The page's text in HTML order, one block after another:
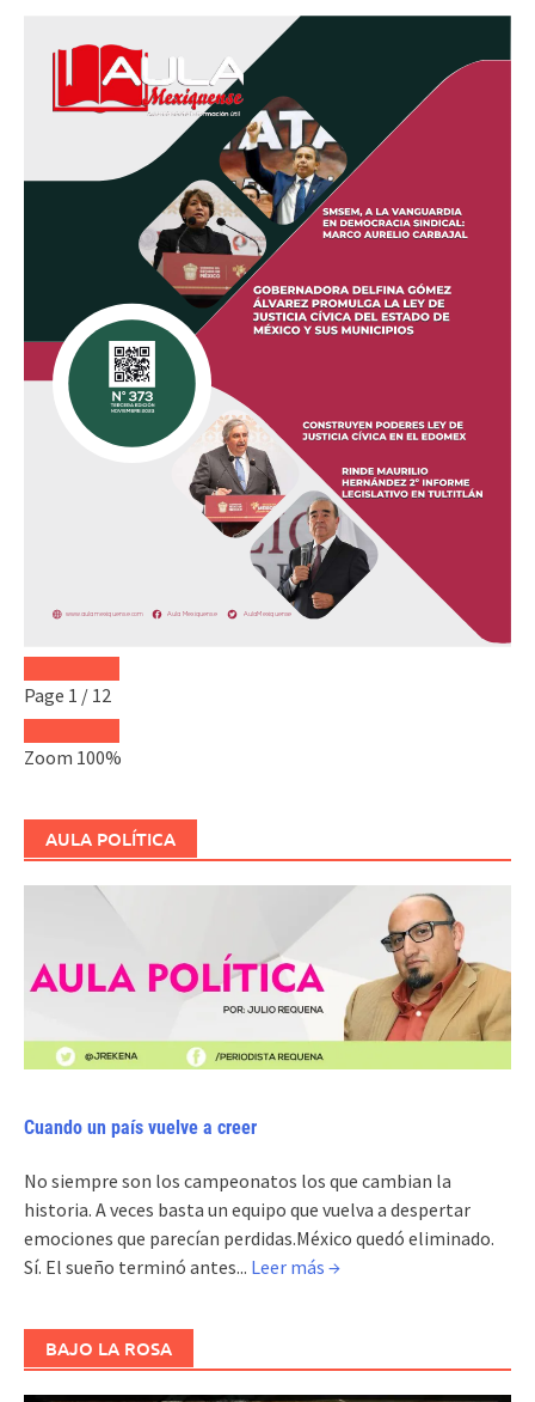
Page 1 / 12
Zoom 100%
AULA POLÍTICA
Cuando un país vuelve a creer
No siempre son los campeonatos los que cambian la
historia. A veces basta un equipo que vuelva a despertar
emociones que parecían perdidas.México quedó eliminado.
Sí. El sueño terminó antes... Leer más →
BAJO LA ROSA